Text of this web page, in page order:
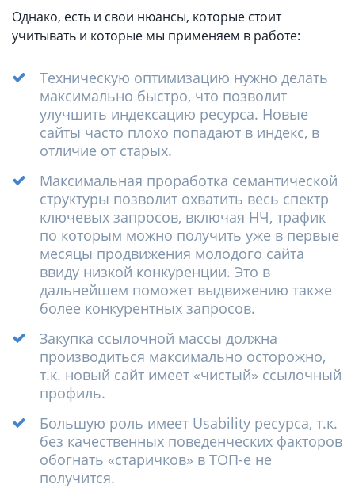
Однако, есть и свои нюансы, которые стоит
учитывать и которые мы применяем в работе:
Техническую оптимизацию нужно делать
максимально быстро, что позволит
улучшить индексацию ресурса. Новые
сайты часто плохо попадают в индекс, в
отличие от старых.
Максимальная проработка семантической
структуры позволит охватить весь спектр
ключевых запросов, включая НЧ, трафик
по которым можно получить уже в первые
месяцы продвижения молодого сайта
ввиду низкой конкуренции. Это в
дальнейшем поможет выдвижению также
более конкурентных запросов.
Закупка ссылочной массы должна
производиться максимально осторожно,
т.к. новый сайт имеет «чистый» ссылочный
профиль.
Большую роль имеет Usability ресурса, т.к.
без качественных поведенческих факторов
обогнать «старичков» в ТОП-е не
получится.